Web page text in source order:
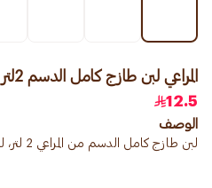
المراعي لبن طازج كامل الدسم 2لتر
12.5
الوصف
لبن طازج كامل الدسم من المراعي 2 لتر، لبن طازج وغني بالصحة.